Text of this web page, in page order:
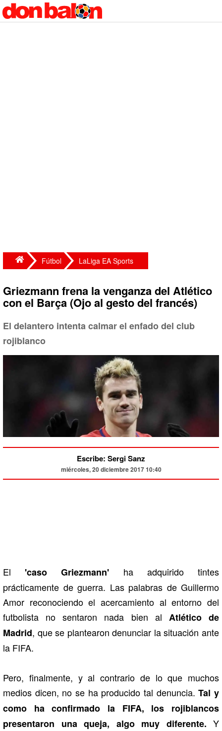
Fútbol LaLiga EA Sports
Griezmann frena la venganza del Atlético
con el Barça (Ojo al gesto del francés)
El delantero intenta calmar el enfado del club
rojiblanco
Escribe: Sergi Sanz
miércoles, 20 diciembre 2017 10:40
El'caso Griezmann' ha adquirido tintes
prácticamente de guerra. Las palabras de Guillermo
Amor reconociendo el acercamiento al entorno del
futbolista no sentaron nada bien al Atlético de
Madrid, que se plantearon denunciar la situación ante
la FIFA.
Pero, finalmente, y al contrario de lo que muchos
medios dicen, no se ha producido tal denuncia.Tal y
como ha confirmado la FIFA, los rojiblancos
presentaron una queja, algo muy diferente. Y